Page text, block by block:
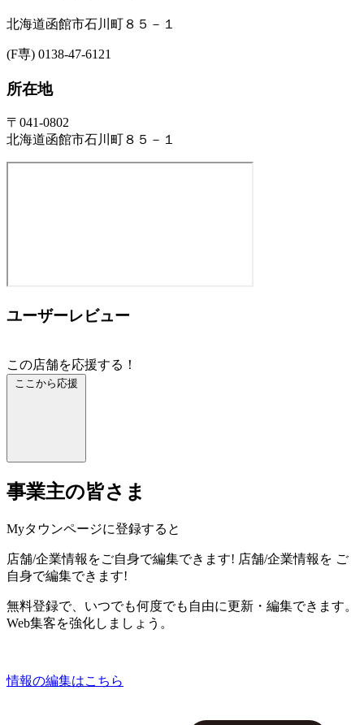
北海道函館市石川町８５－１
(F専) 0138-47-6121
所在地
〒041-0802
北海道函館市石川町８５－１
ユーザーレビュー
この店舗を応援する！
ここから応援
事業主の皆さま
Myタウンページに登録すると
店舗/企業情報をご自身で編集できます! 店舗/企業情報を ご
自身で編集できます!
無料登録で、いつでも何度でも自由に更新・編集できます。
Web集客を強化しましょう。
情報の編集はこちら